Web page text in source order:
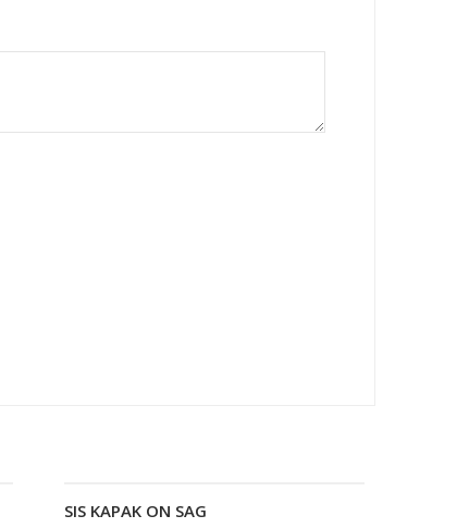
Devamını oku
SIS KAPAK ON SAG